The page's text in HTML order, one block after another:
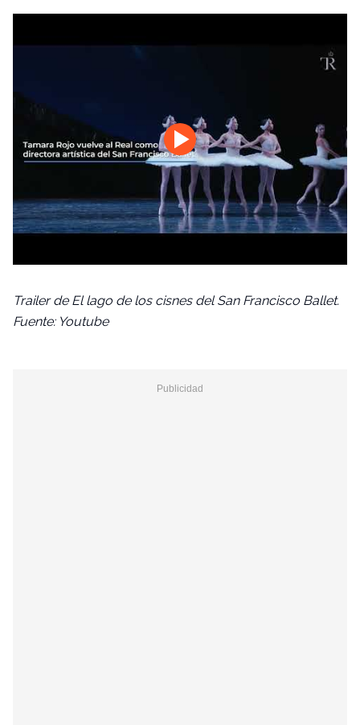
Trailer de El lago de los cisnesdel San Francisco Ballet.
Fuente: Youtube